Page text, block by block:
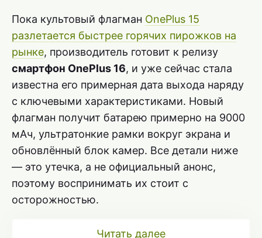
Пока культовый флагман OnePlus 15
разлетается быстрее горячих пирожков на
рынке, производитель готовит к релизу
смартфон OnePlus 16, и уже сейчас стала
известна его примерная дата выхода наряду
с ключевыми характеристиками. Новый
флагман получит батарею примерно на 9000
мАч, ультратонкие рамки вокруг экрана и
обновлённый блок камер. Все детали ниже
— это утечка, а не официальный анонс,
поэтому воспринимать их стоит с
осторожностью.
Читать далее